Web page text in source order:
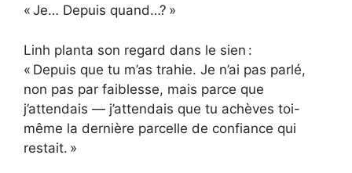
« Je… Depuis quand…? »
Linh planta son regard dans le sien :
« Depuis que tu m’as trahie. Je n’ai pas parlé,
non pas par faiblesse, mais parce que
j’attendais — j’attendais que tu achèves toi-
même la dernière parcelle de confiance qui
restait. »